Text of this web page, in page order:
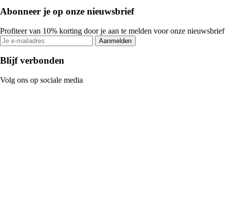
Abonneer je op onze nieuwsbrief
Profiteer van 10% korting door je aan te melden voor onze nieuwsbrief
Aanmelden
Blijf verbonden
Volg ons op sociale media